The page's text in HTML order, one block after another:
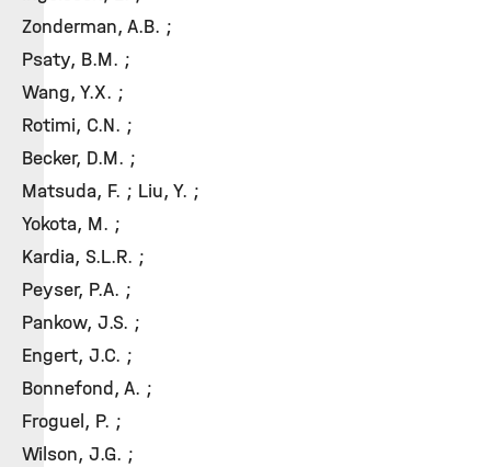
Zonderman, A.B. ;
Psaty, B.M. ;
Wang, Y.X. ;
Rotimi, C.N. ;
Becker, D.M. ;
Matsuda, F. ; Liu, Y. ;
Yokota, M. ;
Kardia, S.L.R. ;
Peyser, P.A. ;
Pankow, J.S. ;
Engert, J.C. ;
Bonnefond, A. ;
Froguel, P. ;
Wilson, J.G. ;